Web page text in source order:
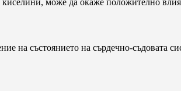
може да окаже положително
на състоянието на сърдечно-съдовата